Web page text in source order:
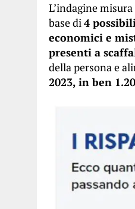
L’indagine
base di4
economici e
presenti a
della persona e
2023, in ben